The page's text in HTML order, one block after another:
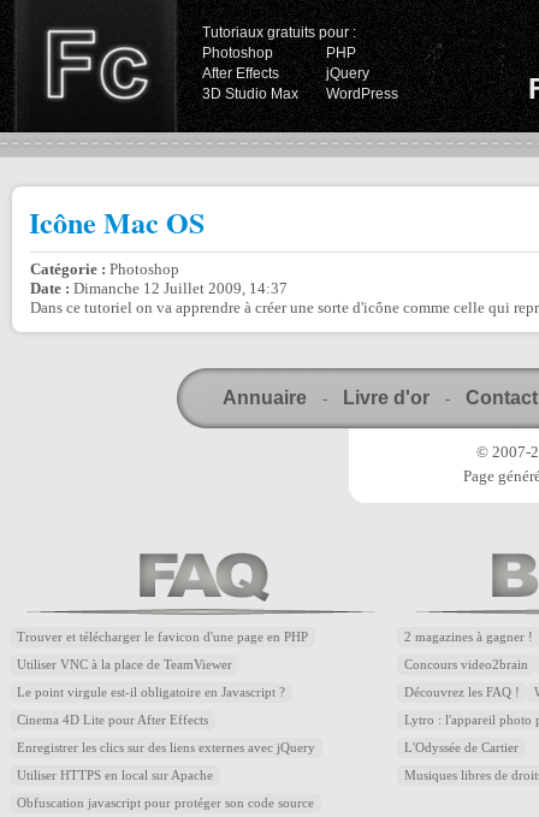
Tutoriaux gratuits pour :
Photoshop
PHP
After Effects
jQuery
3D Studio Max
WordPress
Icône Mac OS
Catégorie : Photoshop
Date : Dimanche 12 Juillet 2009, 14:37
Dans ce tutoriel on va apprendre à créer une sorte d'icône comme celle qui
Annuaire - Livre d'or - Contact
© 2007-
Page
Trouver et télécharger le favicon d'une page en PHP
Utiliser VNC à la place de TeamViewer
Le point virgule est-il obligatoire en Javascript ?
Cinema 4D Lite pour After Effects
Enregistrer les clics sur des liens externes avec jQuery
Utiliser HTTPS en local sur Apache
Obfuscation javascript pour protéger son code source
2 magazines à gagner !
Concours video2brain
Découvrez les FAQ !
Lytro : l'appareil photo
L'Odyssée de Cartier
Musiques libres de